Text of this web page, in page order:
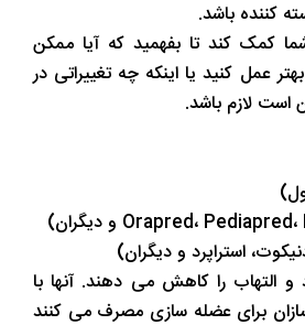
کننده باشد.
کمک کند تا بفهمید که آیا ممکن
عمل کنید یا اینکه چه تغییراتی در
لازم باشد.
استراپرد و دیگران)
و التهاب را کاهش می دهند. آنها با
برای عضله سازی مصرف می کنند